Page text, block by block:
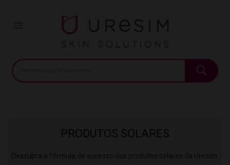
PRODUTOS SOLARES
Descubra a fórmula de sucesso dos produtos solares da Uresim.